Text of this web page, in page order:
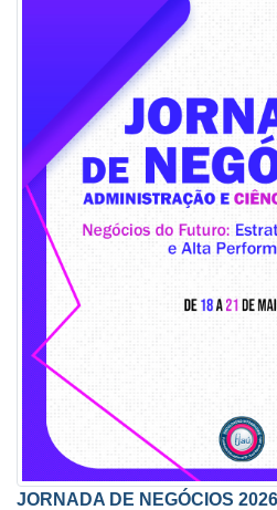
JORNADA DE NEGÓCIOS 2026